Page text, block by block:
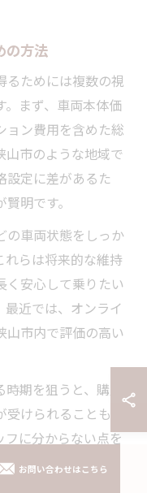
の方法
るためには複数の視
まず、車両本体価
ョン費用を含めた総
山市のような地域で
設定に差があるた
明です。
の車両状態をしっか
れらは将来的な維持
く安心して乗りたい
近では、オンライ
山市内で評価の高い
期を狙うと、購入
けられることもあ
フに分からない点を
を進めることが後
お問い合わせはこちら